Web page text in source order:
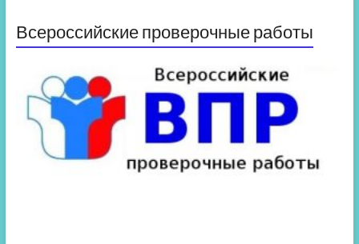
Всероссийские проверочные работы